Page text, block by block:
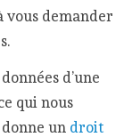
vous demander
d’une
qui nous
un droit